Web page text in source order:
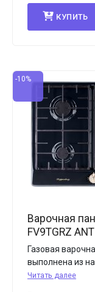
КУПИТЬ
-10%
Варочная
FV9TGRZ
Газовая
выполнена из
Читать далее